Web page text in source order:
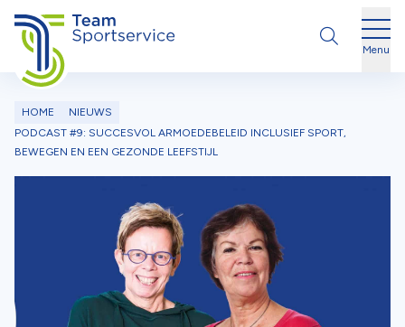
Ga naar de inhoud
Menu
HOME
NIEUWS
PODCAST #9: SUCCESVOL ARMOEDEBELEID INCLUSIEF SPORT,
BEWEGEN EN EEN GEZONDE LEEFSTIJL